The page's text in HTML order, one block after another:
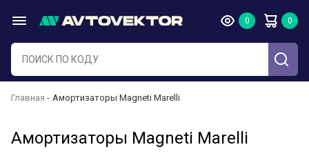
Главная Амортизаторы Magneti Marelli
Амортизаторы Magneti Marelli